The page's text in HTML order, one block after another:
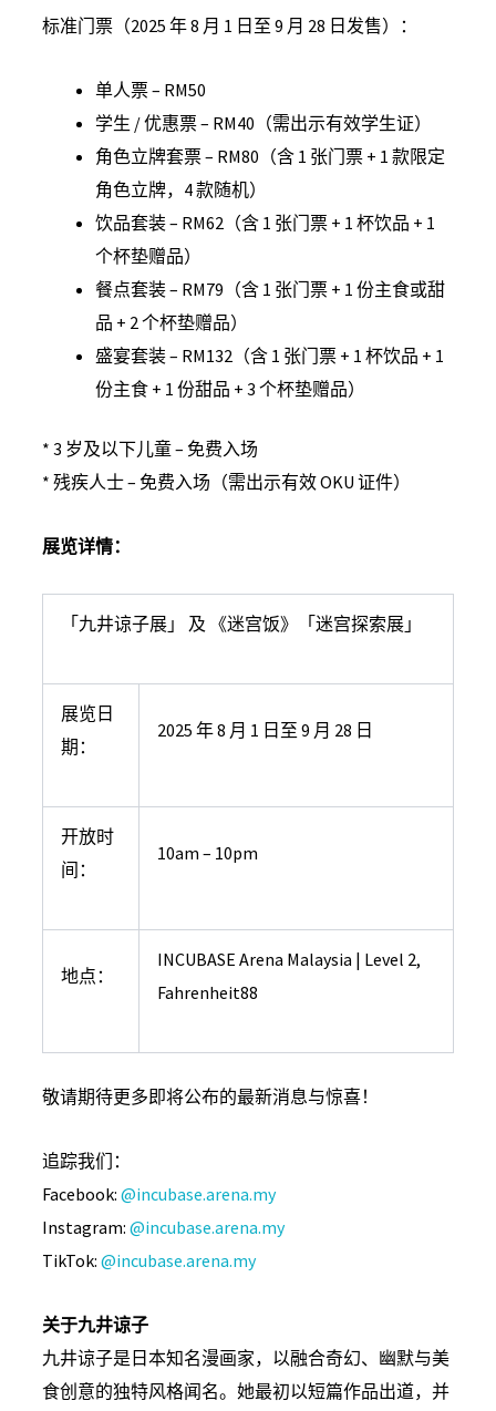
标准门票（2025 年 8 月 1 日至 9 月 28 日发售）：
单人票 – RM50
学生 / 优惠票 – RM40（需出示有效学生证）
角色立牌套票 – RM80（含 1 张门票 + 1 款限定
角色立牌，4 款随机）
饮品套装 – RM62（含 1 张门票 + 1 杯饮品 + 1
个杯垫赠品）
餐点套装 – RM79（含 1 张门票 + 1 份主食或甜
品 + 2 个杯垫赠品）
盛宴套装 – RM132（含 1 张门票 + 1 杯饮品 + 1
份主食 + 1 份甜品 + 3 个杯垫赠品）
* 3 岁及以下儿童 – 免费入场
* 残疾人士 – 免费入场（需出示有效 OKU 证件）
展览详情：
「九井谅子展」 及 《迷宫饭》「迷宫探索展」
展览日
期：
2025 年 8 月 1 日至 9 月 28 日
开放时
间：
10am – 10pm
地点：
INCUBASE Arena Malaysia | Level 2,
Fahrenheit88
敬请期待更多即将公布的最新消息与惊喜！
追踪我们：
Facebook: @incubase.arena.my
Instagram: @incubase.arena.my
TikTok: @incubase.arena.my
关于九井谅子
九井谅子是日本知名漫画家，以融合奇幻、幽默与美
食创意的独特风格闻名。她最初以短篇作品出道，并